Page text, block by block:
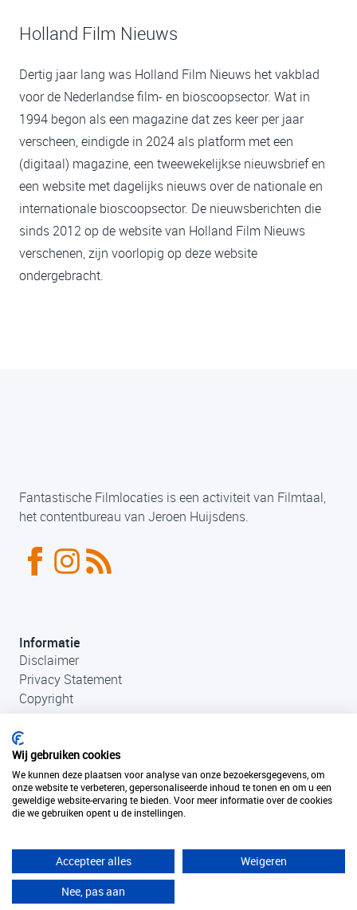
Holland Film Nieuws
Dertig jaar lang was Holland Film Nieuws het vakblad
voor de Nederlandse film- en bioscoopsector. Wat in
1994 begon als een magazine dat zes keer per jaar
verscheen, eindigde in 2024 als platform met een
(digitaal) magazine, een tweewekelijkse nieuwsbrief en
een website met dagelijks nieuws over de nationale en
internationale bioscoopsector. De nieuwsberichten die
sinds 2012 op de website van Holland Film Nieuws
verschenen, zijn voorlopig op deze website
ondergebracht.
Fantastische Filmlocaties is een activiteit van Filmtaal,
het contentbureau van Jeroen Huijsdens.
Informatie
Disclaimer
Privacy Statement
Copyright
Contact
info@fantastischefilmlocaties.nl
KvK Filmtaal 34120749
Wij gebruiken cookies
We kunnen deze plaatsen voor analyse van onze bezoekersgegevens, om
onze website te verbeteren, gepersonaliseerde inhoud te tonen en om u een
geweldige website-ervaring te bieden. Voor meer informatie over de cookies
die we gebruiken opent u de instellingen.
Accepteer alles
Weigeren
Nee, pas aan